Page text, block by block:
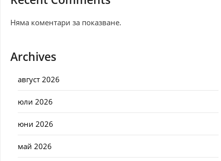
Няма коментари за показване.
Archives
август 2026
юли 2026
юни 2026
май 2026